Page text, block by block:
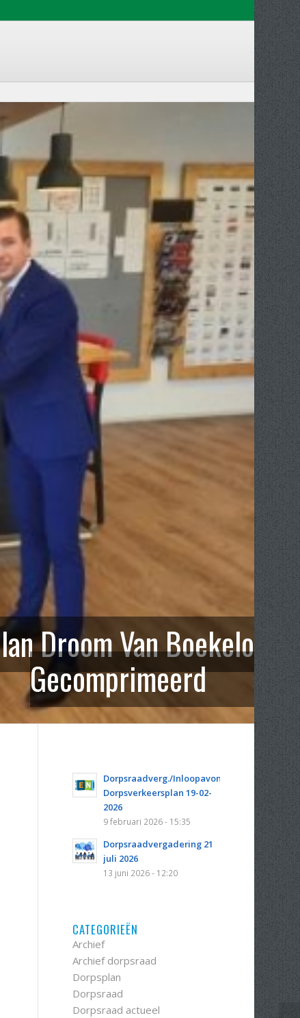
Droom Van Boekelo
Gecomprimeerd
Dorpsraadverg./Inloopavond
Dorpsverkeersplan 19-02-
2026
9 februari 2026 - 15:35
Dorpsraadvergadering 21
juli 2026
13 juni 2026 - 12:20
CATEGORIEËN
Archief
Archief dorpsraad
Dorpsplan
Dorpsraad
Dorpsraad actueel